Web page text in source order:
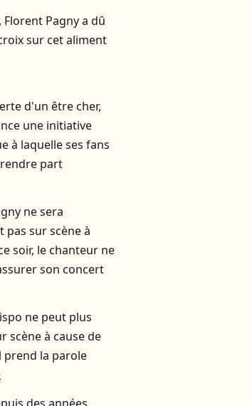
Florent Pagny a dû
sur cet aliment
d'un être cher,
une initiative
à laquelle ses fans
part
ne sera
pas sur scène à
soir, le chanteur ne
son concert
ne peut plus
scène à cause de
prend la parole